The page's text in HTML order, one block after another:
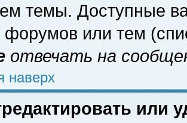
темы. Доступные
форумов или тем
отвечать на
наверх
или